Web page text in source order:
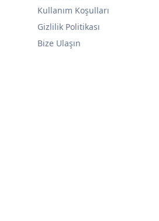
Kullanım Koşulları
Gizlilik Politikası
Bize Ulaşın